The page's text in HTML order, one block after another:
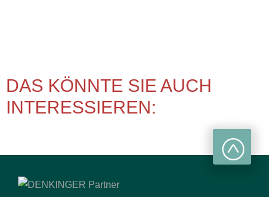
DAS KÖNNTE SIE AUCH
INTERESSIEREN: